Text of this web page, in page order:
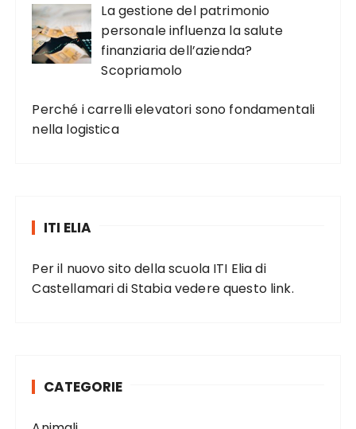
La gestione del patrimonio
personale influenza la salute
finanziaria dell’azienda?
Scopriamolo
Perché i carrelli elevatori sono fondamentali
nella logistica
ITI ELIA
Per il nuovo sito della scuola ITI Elia di
Castellamari di Stabia vederequesto link.
CATEGORIE